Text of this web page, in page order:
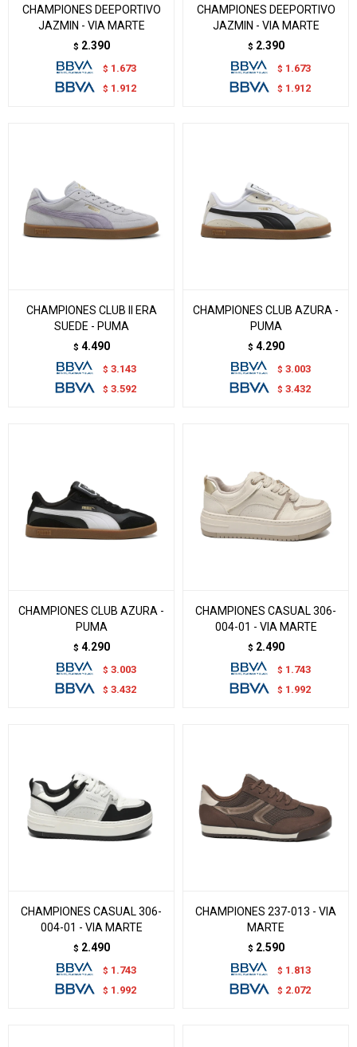
CHAMPIONES DEEPORTIVO
JAZMIN - VIA MARTE
$ 2.390
$ 1.673
$ 1.912
CHAMPIONES DEEPORTIVO
JAZMIN - VIA MARTE
$ 2.390
$ 1.673
$ 1.912
CHAMPIONES CLUB II ERA
SUEDE - PUMA
$ 4.490
$ 3.143
$ 3.592
CHAMPIONES CLUB AZURA -
PUMA
$ 4.290
$ 3.003
$ 3.432
CHAMPIONES CLUB AZURA -
PUMA
$ 4.290
$ 3.003
$ 3.432
CHAMPIONES CASUAL 306-
004-01 - VIA MARTE
$ 2.490
$ 1.743
$ 1.992
CHAMPIONES CASUAL 306-
004-01 - VIA MARTE
$ 2.490
$ 1.743
$ 1.992
CHAMPIONES 237-013 - VIA
MARTE
$ 2.590
$ 1.813
$ 2.072